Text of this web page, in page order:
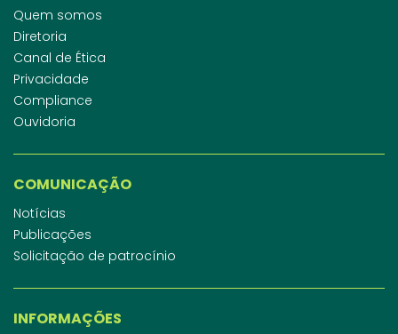
Quem somos
Diretoria
Canal de Ética
Privacidade
Compliance
Ouvidoria
COMUNICAÇÃO
Notícias
Publicações
Solicitação de patrocínio
INFORMAÇÕES